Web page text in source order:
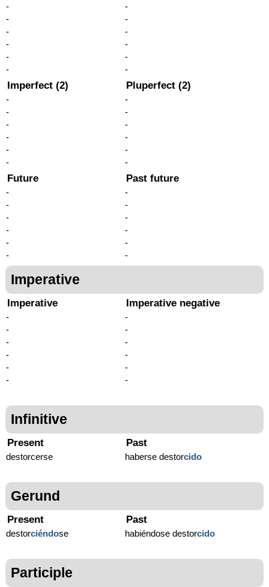
-
-
-
-
-
-
-
-
-
-
-
-
Imperfect (2)
-
-
-
-
-
-
Pluperfect (2)
-
-
-
-
-
-
Future
-
-
-
-
-
-
Past future
-
-
-
-
-
-
Imperative
Imperative
-
-
-
-
-
-
Imperative negative
-
-
-
-
-
-
Infinitive
Present
destorcerse
Past
haberse destorcido
Gerund
Present
destorciéndose
Past
habiéndose destorcido
Participle